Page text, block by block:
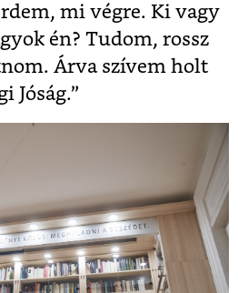
mi végre. Ki vagy
én? Tudom, rossz
Árva szívem holt
Jóság.”